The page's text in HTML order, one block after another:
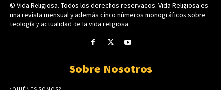
© Vida Religiosa. Todos los derechos reservados. Vida Religiosa es
una revista mensual y además cinco números monográficos sobre
teología y actualidad de la vida religiosa.
Sobre Nosotros